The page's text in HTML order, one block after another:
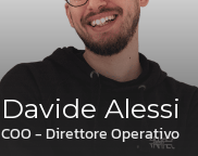
Davide Alessi
COO - Direttore Operativo